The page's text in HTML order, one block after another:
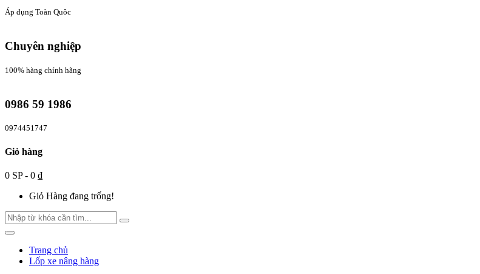
Áp dụng Toàn Quôc
Chuyên nghiệp
100% hàng chính hãng
0986 59 1986
0974451747
Giỏ hàng
0 SP - 0 ₫
Giỏ Hàng đang trống!
Trang chủ
Lốp xe nâng hàng